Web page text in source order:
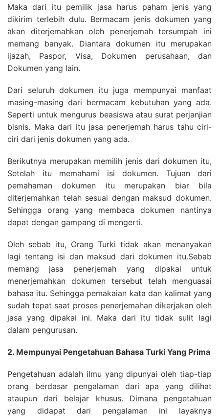
Maka dari itu pemilik jasa harus paham jenis yang
dikirim terlebih dulu. Bermacam jenis dokumen yang
akan diterjemahkan oleh penerjemah tersumpah ini
memang banyak. Diantara dokumen itu merupakan
ijazah, Paspor, Visa, Dokumen perusahaan, dan
Dokumen yang lain.
Dari seluruh dokumen itu juga mempunyai manfaat
masing-masing dari bermacam kebutuhan yang ada.
Seperti untuk mengurus beasiswa atau surat perjanjian
bisnis. Maka dari itu jasa penerjemah harus tahu ciri-
ciri dari jenis dokumen yang ada.
Berikutnya merupakan memilih jenis dari dokumen itu,
Setelah itu memahami isi dokumen. Tujuan dari
pemahaman dokumen itu merupakan biar bila
diterjemahkan telah sesuai dengan maksud dokumen.
Sehingga orang yang membaca dokumen nantinya
dapat dengan gampang di mengerti.
Oleh sebab itu, Orang Turki tidak akan menanyakan
lagi tentang isi dan maksud dari dokumen itu.Sebab
memang jasa penerjemah yang dipakai untuk
menerjemahkan dokumen tersebut telah menguasai
bahasa itu. Sehingga pemakaian kata dan kalimat yang
sudah tepat saat proses penerjemahan dikerjakan oleh
jasa yang dipakai ini. Maka dari itu tidak sulit lagi
dalam pengurusan.
2. Mempunyai Pengetahuan Bahasa Turki Yang Prima
Pengetahuan adalah ilmu yang dipunyai oleh tiap-tiap
orang berdasar pengalaman dari apa yang dilihat
ataupun dari belajar khusus. Dimana pengetahuan
yang didapat dari pengalaman ini layaknya